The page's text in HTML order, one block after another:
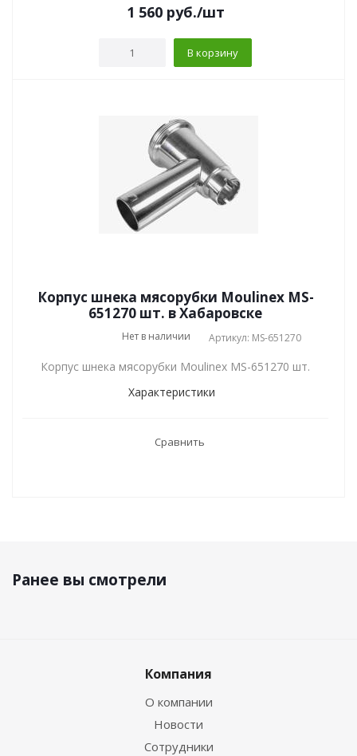
1 560 руб./шт
В корзину
Корпус шнека мясорубки Moulinex MS-
651270 шт. в Хабаровске
Нет в наличии Артикул: MS-651270
Корпус шнека мясорубки Moulinex MS-651270 шт.
Характеристики
Сравнить
Ранее вы смотрели
Компания
О компании
Новости
Сотрудники